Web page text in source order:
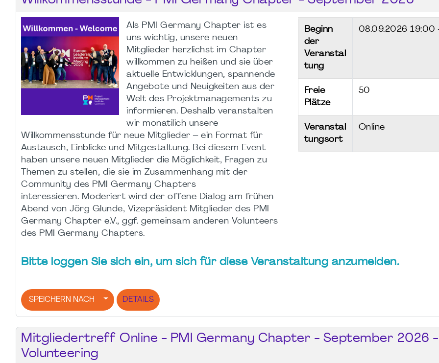
Als PMI Germany Chapter ist es
uns wichtig, unsere neuen
Mitglieder herzlichst im Chapter
willkommen zu heißen und sie über
aktuelle Entwicklungen, spannende
Angebote und Neuigkeiten aus der
Welt des Projektmanagements zu
informieren. Deshalb veranstalten
wir monatilich unsere
Willkommensstunde für neue Mitglieder – ein Format für
Austausch, Einblicke und Mitgestaltung. Bei diesem Event
haben unsere neuen Mitglieder die Möglichkeit, Fragen zu
Themen zu stellen, die sie im Zusammenhang mit der
Community des PMI Germany Chapters
interessieren. Moderiert wird der offene Dialog am frühen
Abend von Jörg Glunde, Vizepräsident Mitglieder des PMI
Germany Chapter e.V., ggf. gemeinsam anderen Volunteers
des PMI Germany Chapters.
Beginn
der
Veranstal
tung
08.09.202619:00
Freie
Plätze
50
Veranstal
tungsort
Online
Bitte loggen Sie sich ein, um sich für diese Veranstaltung anzumelden.
SPEICHERN NACH DETAILS
Mitgliedertreff Online - PMI Germany Chapter - September 2026 -
Volunteering